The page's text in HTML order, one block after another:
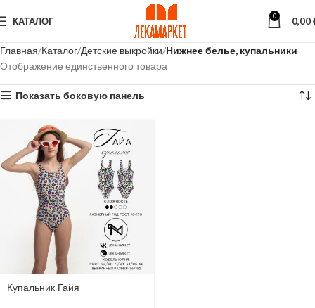
КАТАЛОГ 0 0,00
Главная Каталог Детские выкройки Нижнее белье, купальники
Отображение единственного товара
Показать боковую панель
Купальник Гайя